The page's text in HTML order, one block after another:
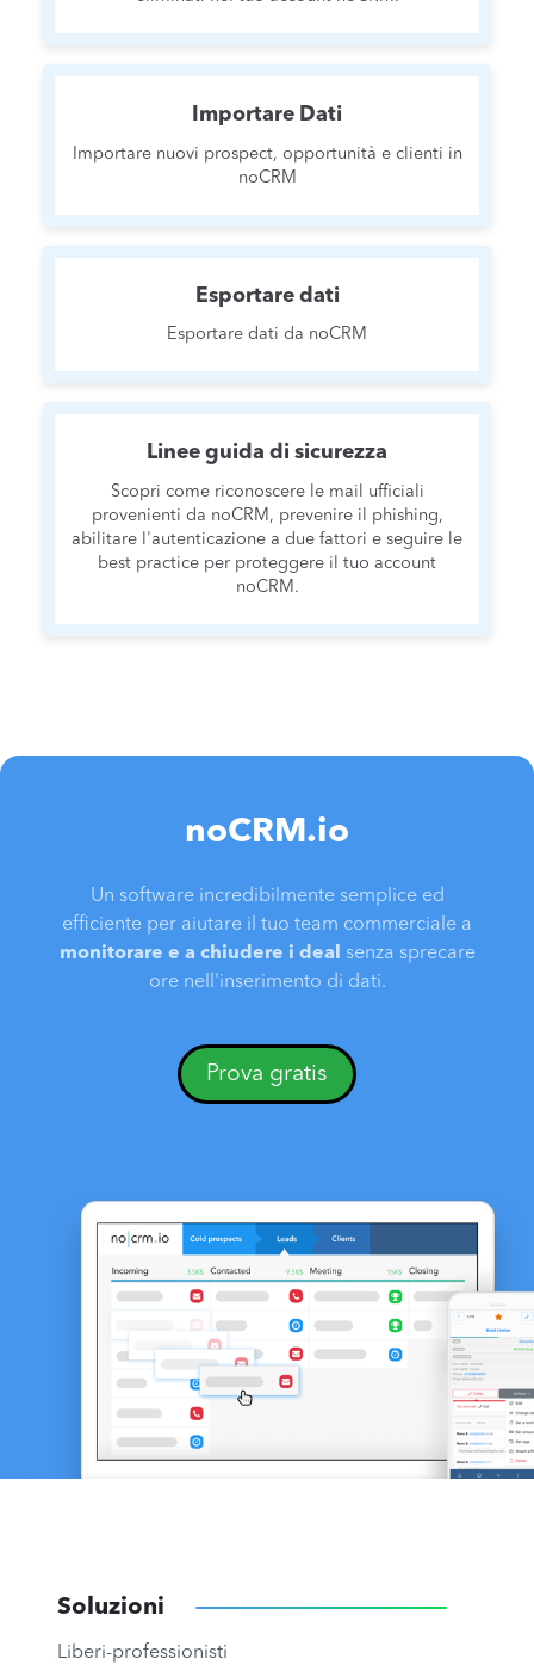
Importare Dati
Importare nuovi prospect, opportunità e clienti in
noCRM
Esportare dati
Esportare dati da noCRM
Linee guida di sicurezza
Scopri come riconoscere le mail ufficiali
provenienti da noCRM, prevenire il phishing,
abilitare l'autenticazione a due fattori e seguire le
best practice per proteggere il tuo account
noCRM.
noCRM.io
Un software incredibilmente semplice ed
efficiente per aiutare il tuo team commerciale a
monitorare e a chiudere i deal
senza sprecare
ore nell'inserimento di dati.
Prova gratis
Soluzioni
Liberi-professionisti